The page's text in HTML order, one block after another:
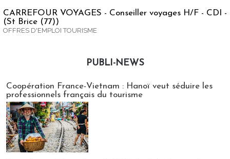
CARREFOUR VOYAGES - Conseiller voyages H/F - CDI -
(St Brice (77))
OFFRES D'EMPLOI TOURISME
PUBLI-NEWS
Coopération France-Vietnam : Hanoï veut séduire les
professionnels français du tourisme